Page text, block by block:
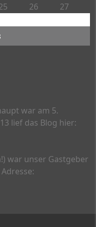
26
27
war am 5.
lief das Blog hier:
war unser Gastgeber